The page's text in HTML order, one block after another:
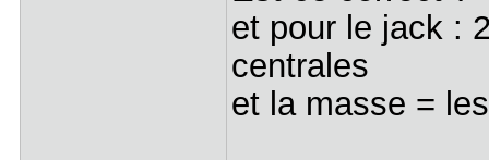
et pour le jack :
centrales
et la masse =